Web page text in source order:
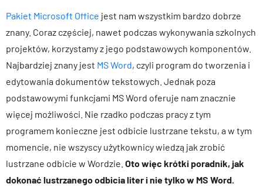
Pakiet Microsoft Office jest nam wszystkim bardzo dobrze
znany. Coraz częściej, nawet podczas wykonywania szkolnych
projektów, korzystamy z jego podstawowych komponentów.
Najbardziej znany jest MS Word, czyli program do tworzenia i
edytowania dokumentów tekstowych. Jednak poza
podstawowymi funkcjami MS Word oferuje nam znacznie
więcej możliwości. Nie rzadko podczas pracy z tym
programem konieczne jest odbicie lustrzane tekstu, a w tym
momencie, nie wszyscy użytkownicy wiedzą jak zrobić
lustrzane odbicie w Wordzie. Oto więc krótki poradnik, jak
dokonać lustrzanego odbicia liter i nie tylko w MS Word.